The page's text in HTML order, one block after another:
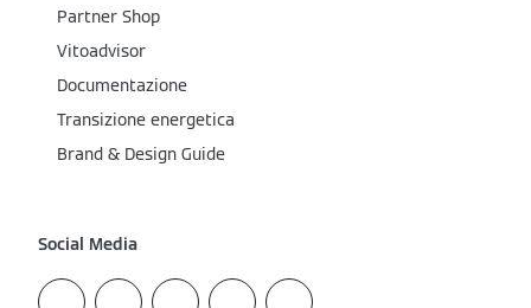
Partner Shop
Vitoadvisor
Documentazione
Transizione energetica
Brand & Design Guide
Social Media